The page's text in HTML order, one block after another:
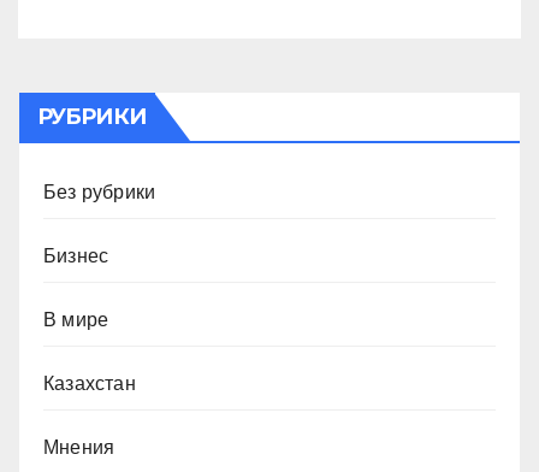
РУБРИКИ
Без рубрики
Бизнес
В мире
Казахстан
Мнения